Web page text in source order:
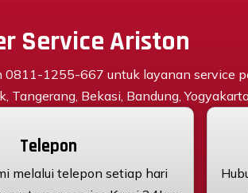
Service Ariston
0811-1255-667 untuk layanan service
Tangerang, Bekasi, Bandung,
Telepon
melalui telepon setiap hari